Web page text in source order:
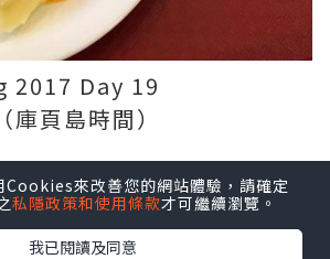
2017 Day 19
頁島時間）
林斯克（Yuzhno-
來改善您的網站體驗，請確定
私隱政策和使用條款才可繼續瀏覽。
我已閱讀及同意